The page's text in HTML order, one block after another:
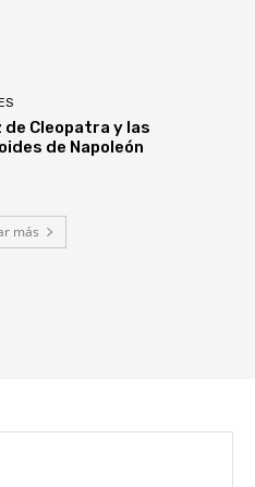
de Cleopatra y las
de Napoleón
más